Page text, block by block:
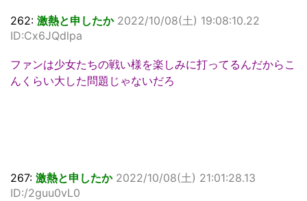
262: 激熱と申したか 2022/10/08(土) 19:08:10.22
ID:Cx6JQdlpa
ファンは少女たちの戦い様を楽しみに打ってるんだからこ
んくらい大した問題じゃないだろ
267: 激熱と申したか 2022/10/08(土) 21:01:28.13
ID:/2guu0vL0